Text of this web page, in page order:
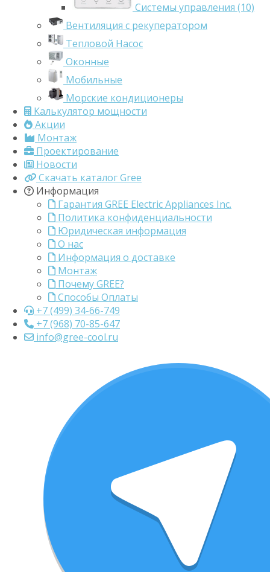
Системы управления (10)
Вентиляция с рекуператором
Тепловой Насос
Оконные
Мобильные
Морские кондиционеры
Калькулятор мощности
Акции
Монтаж
Проектирование
Новости
Скачать каталог Gree
Информация
Гарантия GREE Electric Appliances Inc.
Политика конфиденциальности
Юридическая информация
О нас
Информация о доставке
Монтаж
Почему GREE?
Способы Оплаты
+7 (499) 34-66-749
+7 (968) 70-85-647
info@gree-cool.ru